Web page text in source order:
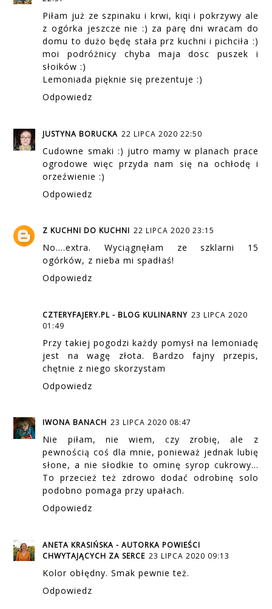
Piłam już ze szpinaku i krwi, kiqi i pokrzywy ale
z ogórka jeszcze nie :) za parę dni wracam do
domu to dużo będę stała prz kuchni i pichciła :)
moi podróżnicy chyba maja dosc puszek i
słoików :)
Lemoniada pięknie się prezentuje :)
Odpowiedz
JUSTYNA BORUCKA 22 LIPCA 2020 22:50
Cudowne smaki :) jutro mamy w planach prace
ogrodowe więc przyda nam się na ochłodę i
orzeźwienie :)
Odpowiedz
Z KUCHNI DO KUCHNI 22 LIPCA 2020 23:15
No....extra. Wyciągnęłam ze szklarni 15
ogórków, z nieba mi spadłaś!
Odpowiedz
CZTERYFAJERY.PL - BLOG KULINARNY 23 LIPCA 2020
01:49
Przy takiej pogodzi każdy pomysł na lemoniadę
jest na wagę złota. Bardzo fajny przepis,
chętnie z niego skorzystam
Odpowiedz
IWONA BANACH 23 LIPCA 2020 08:47
Nie piłam, nie wiem, czy zrobię, ale z
pewnością coś dla mnie, ponieważ jednak lubię
słone, a nie słodkie to ominę syrop cukrowy...
To przecież też zdrowo dodać odrobinę solo
podobno pomaga przy upałach.
Odpowiedz
ANETA KRASIŃSKA - AUTORKA POWIEŚCI
CHWYTAJĄCYCH ZA SERCE 23 LIPCA 2020 09:13
Kolor obłędny. Smak pewnie też.
Odpowiedz